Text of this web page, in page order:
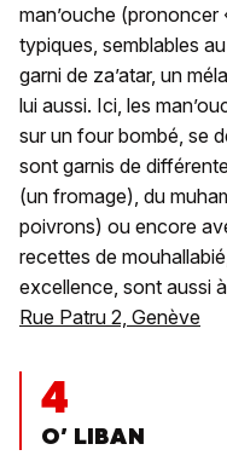
man’ouche
typiques, semblables
garni de za’atar, un
lui aussi. Ici, les
sur un four bombé, se
sont garnis de
(un fromage), du
poivrons) ou encore
recettes de
excellence, sont aussi
Rue Patru 2, Genève
4
O’ LIBAN